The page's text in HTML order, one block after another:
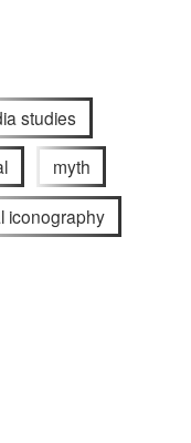
studies
myth
iconography